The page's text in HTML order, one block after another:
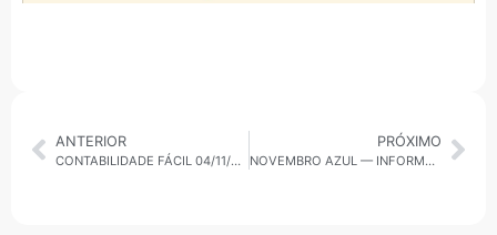
ANTERIOR
CONTABILIDADE FÁCIL 04/11/2025: ATUALIZAÇÃO DE BENS NO IMPOSTO DE RENDA É APROVADA PELA CÂMARA E SEGUE PARA O SENADO
PRÓXIMO
NOVEMBRO AZUL — INFORMAÇÃO É O MELHOR CAMINHO PARA A PREVENÇÃO